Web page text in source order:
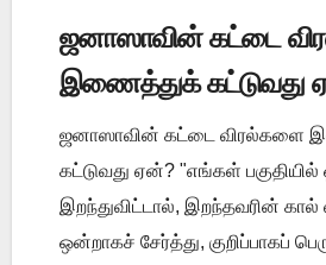
ஜனாஸாவின் கட்டை
இணைத்துக் கட்டுவது
ஜனாஸாவின் கட்டை விரல்களை
கட்டுவது ஏன்? "எங்கள் பகுதியில்
இறந்துவிட்டால், இறந்தவரின்
ஒன்றாகச் சேர்த்து, குறிப்பாகப்